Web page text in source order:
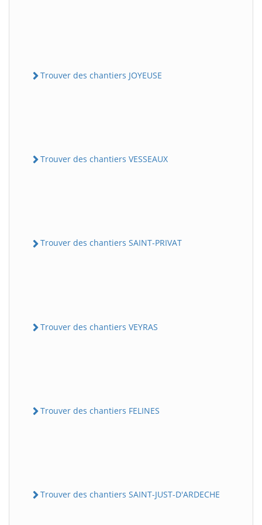
Trouver des chantiers JOYEUSE
Trouver des chantiers VESSEAUX
Trouver des chantiers SAINT-PRIVAT
Trouver des chantiers VEYRAS
Trouver des chantiers FELINES
Trouver des chantiers SAINT-JUST-D'ARDECHE